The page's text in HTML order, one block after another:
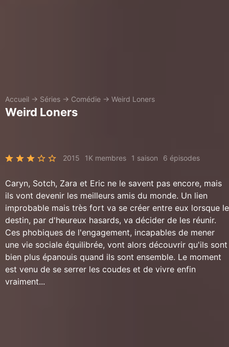
Accueil → Séries → Comédie → Weird Loners
Weird Loners
2015 1K membres 1 saison 6 épisodes
Caryn, Sotch, Zara et Eric ne le savent pas encore, mais
ils vont devenir les meilleurs amis du monde. Un lien
improbable mais très fort va se créer entre eux lorsque le
destin, par d'heureux hasards, va décider de les réunir.
Ces phobiques de l'engagement, incapables de mener
une vie sociale équilibrée, vont alors découvrir qu'ils sont
bien plus épanouis quand ils sont ensemble. Le moment
est venu de se serrer les coudes et de vivre enfin
vraiment...